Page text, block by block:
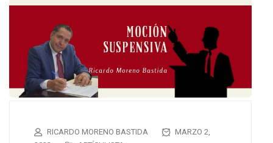
RICARDO MORENO BASTIDA
MARZO 2,